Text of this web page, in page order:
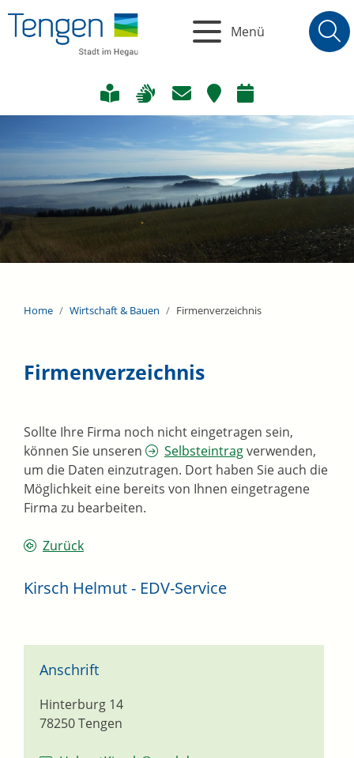
Menü
Home Wirtschaft & Bauen Firmenverzeichnis
Firmenverzeichnis
Sollte Ihre Firma noch nicht eingetragen sein,
können Sie unseren
Selbsteintragverwenden,
um die Daten einzutragen. Dort haben Sie auch die
Möglichkeit eine bereits von Ihnen eingetragene
Firma zu bearbeiten.
Zurück
Kirsch Helmut - EDV-Service
Anschrift
Hinterburg 14
78250Tengen